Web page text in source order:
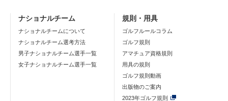
ナショナルチーム
ナショナルチームについて
ナショナルチーム選考方法
男子ナショナルチーム選手一覧
女子ナショナルチーム選手一覧
規則・用具
ゴルフルールコラム
ゴルフ規則
アマチュア資格規則
用具の規則
ゴルフ規則動画
出版物のご案内
2023年ゴルフ規則